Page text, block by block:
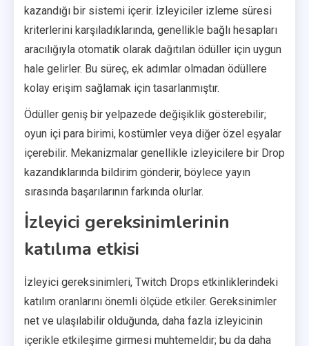
kazandığı bir sistemi içerir. İzleyiciler izleme süresi
kriterlerini karşıladıklarında, genellikle bağlı hesapları
aracılığıyla otomatik olarak dağıtılan ödüller için uygun
hale gelirler. Bu süreç, ek adımlar olmadan ödüllere
kolay erişim sağlamak için tasarlanmıştır.
Ödüller geniş bir yelpazede değişiklik gösterebilir;
oyun içi para birimi, kostümler veya diğer özel eşyalar
içerebilir. Mekanizmalar genellikle izleyicilere bir Drop
kazandıklarında bildirim gönderir, böylece yayın
sırasında başarılarının farkında olurlar.
İzleyici gereksinimlerinin
katılıma etkisi
İzleyici gereksinimleri, Twitch Drops etkinliklerindeki
katılım oranlarını önemli ölçüde etkiler. Gereksinimler
net ve ulaşılabilir olduğunda, daha fazla izleyicinin
içerikle etkileşime girmesi muhtemeldir; bu da daha